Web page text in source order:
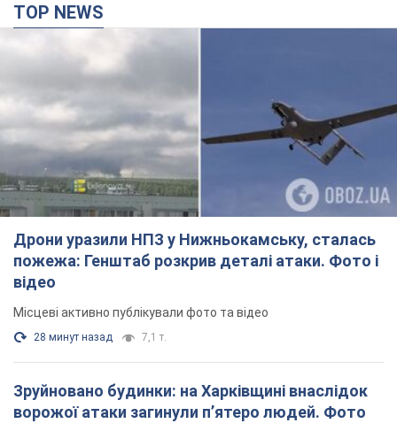
TOP NEWS
Дрони уразили НПЗ у Нижньокамську, сталась
пожежа: Генштаб розкрив деталі атаки. Фото і
відео
Місцеві активно публікували фото та відео
28 минут назад 7,1 т.
Зруйновано будинки: на Харківщині внаслідок
ворожої атаки загинули п’ятеро людей. Фото